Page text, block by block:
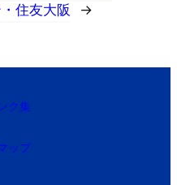
住友大阪
→
ク集
ップ